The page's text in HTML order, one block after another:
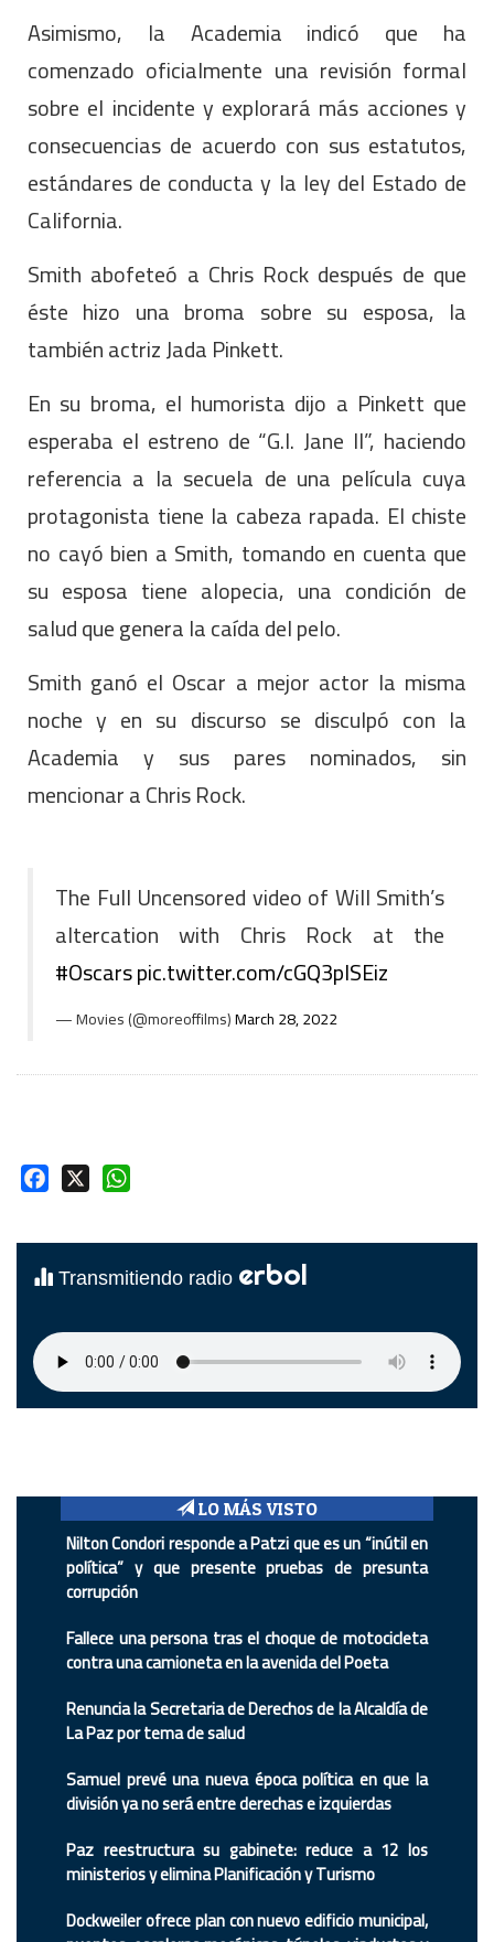
Asimismo, la Academia indicó que ha
comenzado oficialmente una revisión formal
sobre el incidente y explorará más acciones y
consecuencias de acuerdo con sus estatutos,
estándares de conducta y la ley del Estado de
California.
Smith abofeteó a Chris Rock después de que
éste hizo una broma sobre su esposa, la
también actriz Jada Pinkett.
En su broma, el humorista dijo a Pinkett que
esperaba el estreno de “G.I. Jane II”, haciendo
referencia a la secuela de una película cuya
protagonista tiene la cabeza rapada. El chiste
no cayó bien a Smith, tomando en cuenta que
su esposa tiene alopecia, una condición de
salud que genera la caída del pelo.
Smith ganó el Oscar a mejor actor la misma
noche y en su discurso se disculpó con la
Academia y sus pares nominados, sin
mencionar a Chris Rock.
The Full Uncensored video of Will Smith’s
altercation with Chris Rock at the
#Oscarspic.twitter.com/cGQ3plSEiz
— Movies (@moreoffilms)March 28, 2022
Facebook
Transmitiendo radio erbol
LO MÁS VISTO
Nilton Condori responde a Patzi que es un “inútil en
política” y que presente pruebas de presunta
corrupción
Fallece una persona tras el choque de motocicleta
contra una camioneta en la avenida del Poeta
Renuncia la Secretaria de Derechos de la Alcaldía de
La Paz por tema de salud
Samuel prevé una nueva época política en que la
división ya no será entre derechas e izquierdas
Paz reestructura su gabinete: reduce a 12 los
ministerios y elimina Planificación y Turismo
Dockweiler ofrece plan con nuevo edificio municipal,